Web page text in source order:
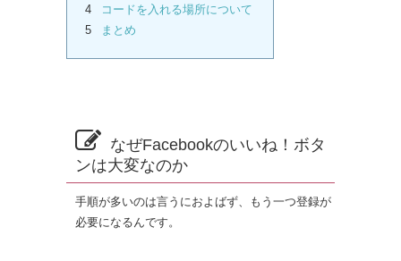
4
コードを入れる場所について
5
まとめ
なぜFacebookのいいね！ボタ
ンは大変なのか
手順が多いのは言うにおよばず、もう一つ登録が
必要になるんです。